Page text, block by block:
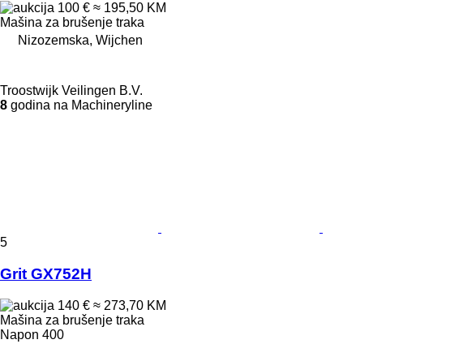
100 € ≈ 195,50 KM
Mašina za brušenje traka
Nizozemska, Wijchen
Troostwijk Veilingen B.V.
8 godina na Machineryline
5
Grit GX752H
140 € ≈ 273,70 KM
Mašina za brušenje traka
Napon 400